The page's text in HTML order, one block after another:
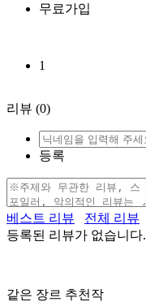
무료가입
1
리뷰 (0)
등록
베스트 리뷰
전체 리뷰
등록된 리뷰가 없습니다.
같은 장르 추천작